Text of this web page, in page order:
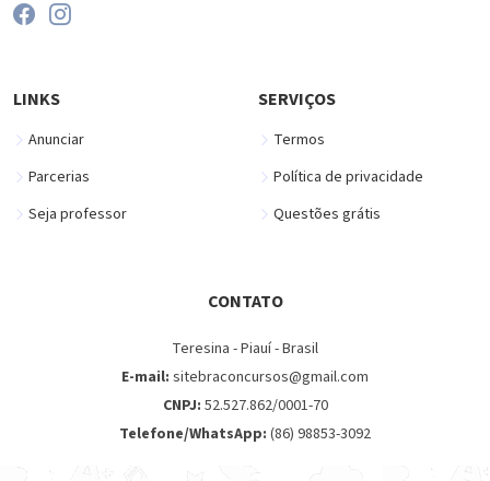
LINKS
Anunciar
Parcerias
Seja professor
SERVIÇOS
Termos
Política de privacidade
Questões grátis
CONTATO
Teresina - Piauí - Brasil
E-mail: sitebraconcursos@gmail.com
CNPJ: 52.527.862/0001-70
Telefone/WhatsApp: (86) 98853-3092